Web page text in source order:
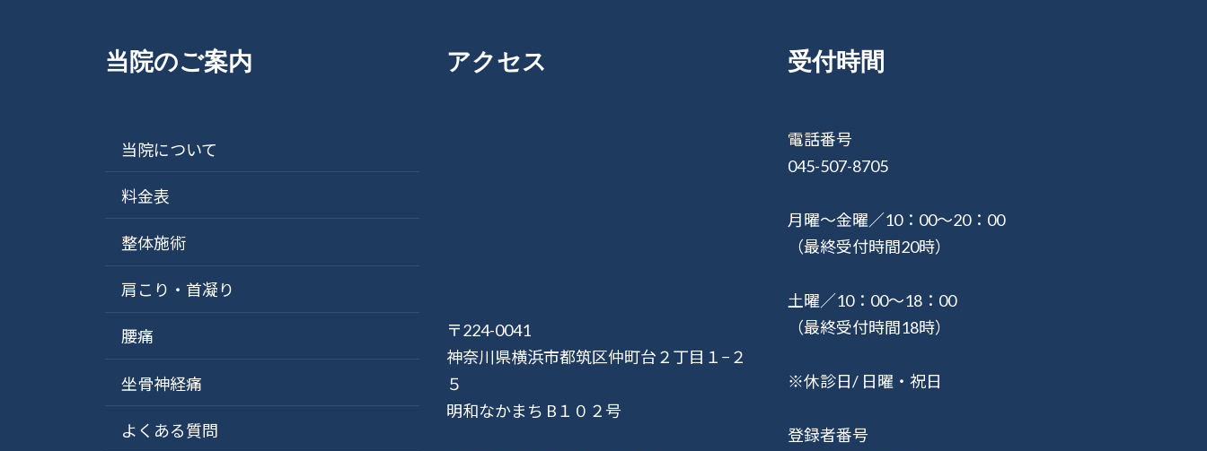
当院のご案内
当院について
料金表
整体施術
肩こり・首凝り
腰痛
坐骨神経痛
よくある質問
アクセス
〒224-0041
神奈川県横浜市都筑区仲町台２丁目１−２
５
明和なかまち B１０２号
受付時間
電話番号
045-507-8705
月曜〜金曜／10：00〜20：00
（最終受付時間20時）
土曜／10：00〜18：00
（最終受付時間18時）
※休診日/ 日曜・祝日
登録者番号